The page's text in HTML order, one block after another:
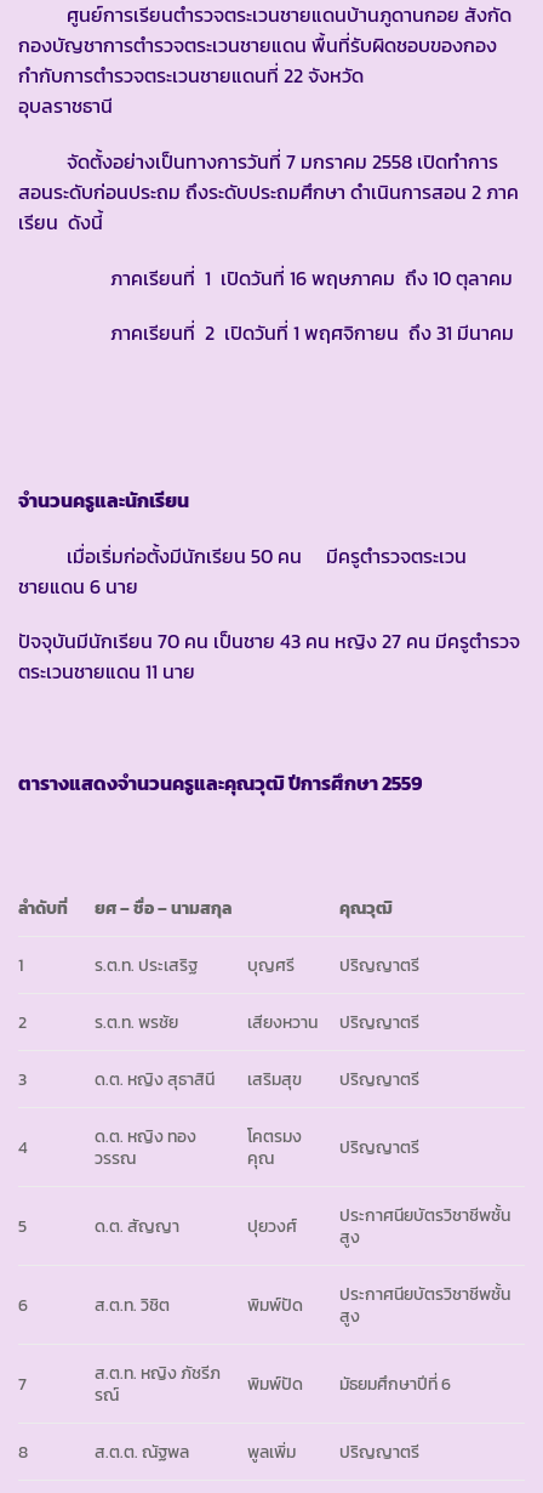
ศูนย์การเรียนตำรวจตระเวนชายแดนบ้านภูดานกอย สังกัด
กองบัญชาการตำรวจตระเวนชายแดน พื้นที่รับผิดชอบของกอง
กำกับการตำรวจตระเวนชายแดนที่ 22 จังหวัด
อุบลราชธานี
จัดตั้งอย่างเป็นทางการวันที่ 7 มกราคม 2558 เปิดทำการ
สอนระดับก่อนประถม ถึงระดับประถมศึกษา ดำเนินการสอน 2 ภาค
เรียน ดังนี้
ภาคเรียนที่ 1 เปิดวันที่ 16 พฤษภาคม ถึง 10 ตุลาคม
ภาคเรียนที่ 2 เปิดวันที่ 1 พฤศจิกายน ถึง 31 มีนาคม
จำนวนครูและนักเรียน
เมื่อเริ่มก่อตั้งมีนักเรียน 50 คน มีครูตำรวจตระเวน
ชายแดน 6 นาย
ปัจจุบันมีนักเรียน 70 คน เป็นชาย 43 คน หญิง 27 คน มีครูตำรวจ
ตระเวนชายแดน 11 นาย
ตารางแสดงจำนวนครูและคุณวุฒิ ปีการศึกษา2559
ลำดับที่ ยศ– ชื่อ – นามสกุล คุณวุฒิ
1 ร.ต.ท. ประเสริฐ บุญศรี ปริญญาตรี
2 ร.ต.ท. พรชัย เสียงหวาน ปริญญาตรี
3 ด.ต. หญิง สุธาสินี เสริมสุข ปริญญาตรี
4
ด.ต. หญิง ทอง
วรรณ
โคตรมง
คุณ
ปริญญาตรี
5 ด.ต. สัญญา ปุยวงศ์
ประกาศนียบัตรวิชาชีพชั้น
สูง
6 ส.ต.ท. วิชิต พิมพ์ปัด
ประกาศนียบัตรวิชาชีพชั้น
สูง
7
ส.ต.ท. หญิง ภัชรีภ
รณ์
พิมพ์ปัด มัธยมศึกษาปีที่ 6
8 ส.ต.ต. ณัฐพล พูลเพิ่ม ปริญญาตรี